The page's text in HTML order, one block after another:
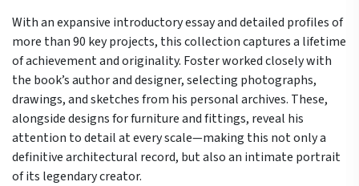
With an expansive introductory essay and detailed profiles of
more than 90 key projects, this collection captures a lifetime
of achievement and originality. Foster worked closely with
the book’s author and designer, selecting photographs,
drawings, and sketches from his personal archives. These,
alongside designs for furniture and fittings, reveal his
attention to detail at every scale—making this not only a
definitive architectural record, but also an intimate portrait
of its legendary creator.